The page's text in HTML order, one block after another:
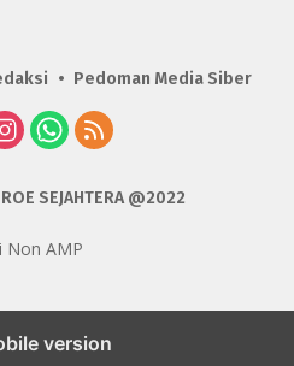
Pedoman Media Siber
SEJAHTERA @2022
Non AMP
version